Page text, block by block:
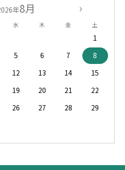
年8月
水 木 金 土
1
5 6 7
8
12 13 14
15
19 20 21
22
26 27 28
29